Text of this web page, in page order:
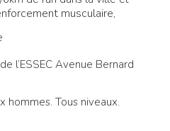
musculaire,
l’ESSEC Avenue Bernard
hommes. Tous niveaux.